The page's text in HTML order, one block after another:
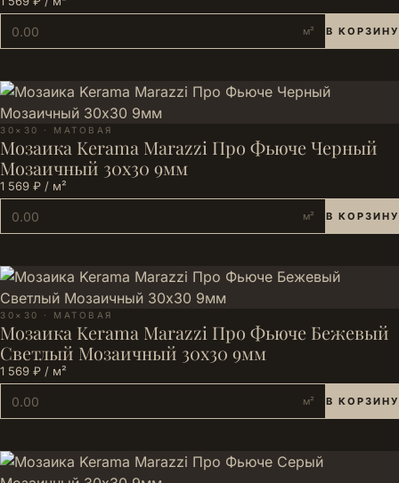
м² В КОРЗИНУ
30×30 · МАТОВАЯ
Мозаика Kerama Marazzi Про Фьюче Черный
Мозаичный 30x30 9мм
1 569 ₽ / м²
м² В КОРЗИНУ
30×30 · МАТОВАЯ
Мозаика Kerama Marazzi Про Фьюче Бежевый
Светлый Мозаичный 30x30 9мм
1 569 ₽ / м²
м² В КОРЗИНУ